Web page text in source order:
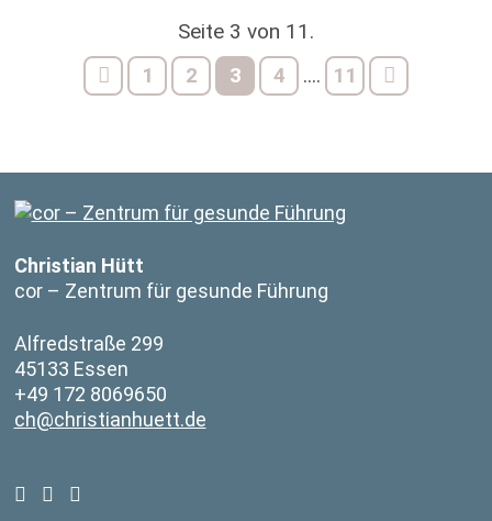
Seite 3 von 11.
1
2 3 4 .... 11
Christian Hütt
cor – Zentrum für gesunde Führung
Alfredstraße 299
45133 Essen
+49 172 8069650
ch@christianhuett.de